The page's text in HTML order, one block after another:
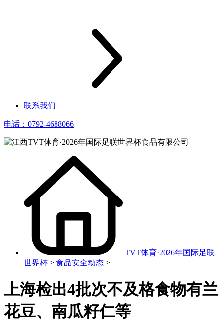
联系我们
电话：0792-4688066
TVT体育·2026年国际足联
世界杯 > 食品安全动态 >
上海检出4批次不及格食物有兰
花豆、南瓜籽仁等